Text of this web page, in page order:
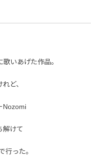
いあげた作品。
ど、
Nozomi
解けて
行った。